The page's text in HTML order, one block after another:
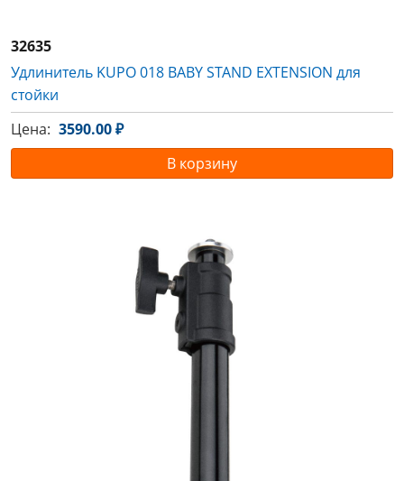
32635
Удлинитель KUPO 018 BABY STAND EXTENSION для
стойки
Цена: 3590.00 ₽
В корзину